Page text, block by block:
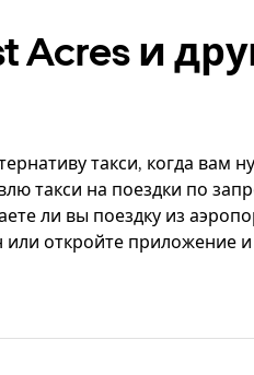
Acres и
такси, когда вам
такси на поездки по
ли вы поездку из
откройте приложение